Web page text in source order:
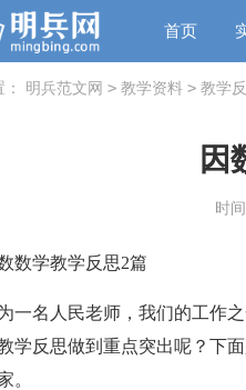
首页
明兵范文网 > 教学资料 > 教学
因
时
数学教学反思2篇
名人民老师，我们的工作之
学反思做到重点突出呢？下
。